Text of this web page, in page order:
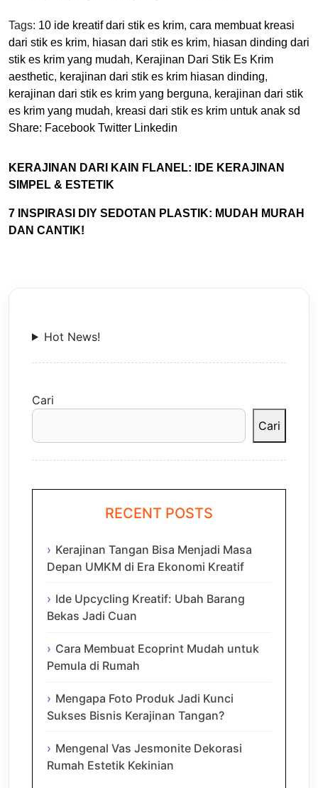
Tags: 10 ide kreatif dari stik es krim, cara membuat kreasi
dari stik es krim, hiasan dari stik es krim, hiasan dinding dari
stik es krim yang mudah, Kerajinan Dari Stik Es Krim
aesthetic, kerajinan dari stik es krim hiasan dinding,
kerajinan dari stik es krim yang berguna, kerajinan dari stik
es krim yang mudah, kreasi dari stik es krim untuk anak sd
Share: Facebook Twitter Linkedin
KERAJINAN DARI KAIN FLANEL: IDE KERAJINAN
SIMPEL & ESTETIK
7 INSPIRASI DIY SEDOTAN PLASTIK: MUDAH MURAH
DAN CANTIK!
Hot News!
Cari
Cari
RECENT POSTS
Kerajinan Tangan Bisa Menjadi Masa
Depan UMKM di Era Ekonomi Kreatif
Ide Upcycling Kreatif: Ubah Barang
Bekas Jadi Cuan
Cara Membuat Ecoprint Mudah untuk
Pemula di Rumah
Mengapa Foto Produk Jadi Kunci
Sukses Bisnis Kerajinan Tangan?
Mengenal Vas Jesmonite Dekorasi
Rumah Estetik Kekinian